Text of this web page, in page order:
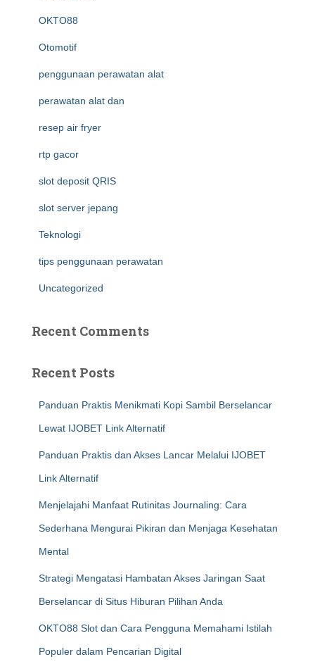
OKTO88
Otomotif
penggunaan perawatan alat
perawatan alat dan
resep air fryer
rtp gacor
slot deposit QRIS
slot server jepang
Teknologi
tips penggunaan perawatan
Uncategorized
Recent Comments
Recent Posts
Panduan Praktis Menikmati Kopi Sambil Berselancar
Lewat IJOBET Link Alternatif
Panduan Praktis dan Akses Lancar Melalui IJOBET
Link Alternatif
Menjelajahi Manfaat Rutinitas Journaling: Cara
Sederhana Mengurai Pikiran dan Menjaga Kesehatan
Mental
Strategi Mengatasi Hambatan Akses Jaringan Saat
Berselancar di Situs Hiburan Pilihan Anda
OKTO88 Slot dan Cara Pengguna Memahami Istilah
Populer dalam Pencarian Digital